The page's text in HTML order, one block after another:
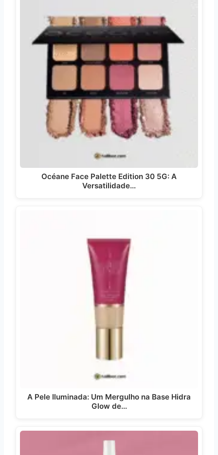
Océane Face Palette Edition 30 5G: A
Versatilidade…
A Pele Iluminada: Um Mergulho na Base Hidra
Glow de…